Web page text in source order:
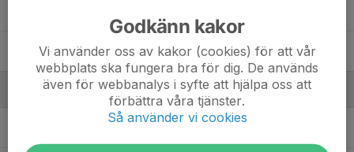
Tor Ellnefors
Ledare
Godkänn kakor
Vi använder oss av kakor (cookies) för att vår
webbplats ska fungera bra för dig. De används
även för webbanalys i syfte att hjälpa oss att
förbättra våra tjänster.
Så använder vi cookies